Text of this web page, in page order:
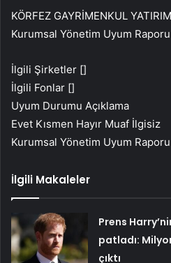
KÖRFEZ GAYRİMENKUL
Kurumsal Yönetim Uyum
İlgili Şirketler []
İlgili Fonlar []
Uyum Durumu Açıklama
Evet Kısmen Hayır Muaf İlgisiz
Kurumsal Yönetim Uyum Raporu
İlgili Makaleler
Prens
patladı:
çıktı